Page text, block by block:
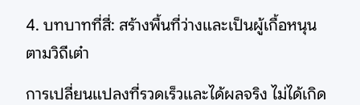
4. บทบาทที่สี่: สร้างพื้นที่ว่างและเป็นผู้เกื้อหนุน
ตามวิถีเต๋า
การเปลี่ยนแปลงที่รวดเร็วและได้ผลจริง ไม่ได้เกิด